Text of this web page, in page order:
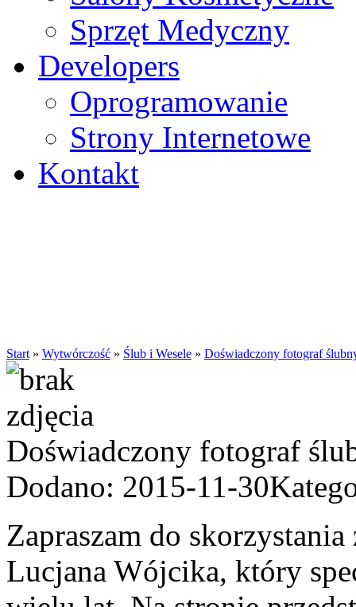
Sprzęt Medyczny
Developers
Oprogramowanie
Strony Internetowe
Kontakt
Start » Wytwórczość » Ślub i Wesele » Doświadczony fotograf
Doświadczony fotograf
Dodano: 2015-11-30
Zapraszam do
Lucjana Wójcika, który